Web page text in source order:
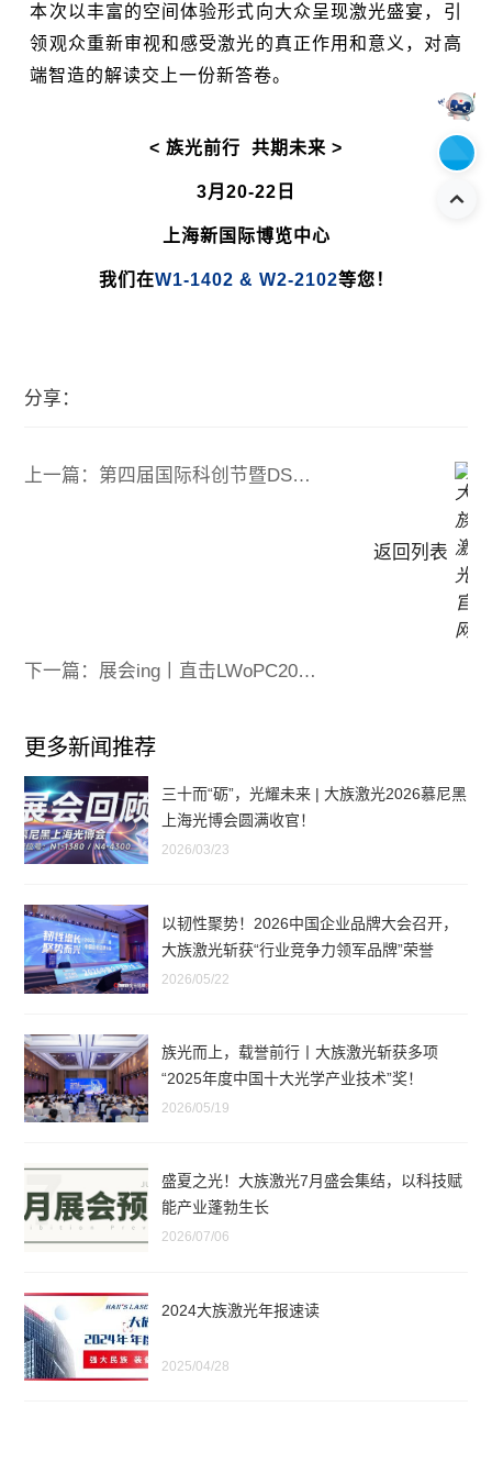
本次以丰富的空间体验形式向大众呈现激光盛宴，引
领观众重新审视和感受激光的真正作用和意义，对高
端智造的解读交上一份新答卷。
< 族光前行 共期未来 >
3月20-22日
上海新国际博览中心
我们在W1-1402 & W2-2102等您！
分享：
上一篇：第四届国际科创节暨DSC2023数服会开幕，大族激光斩获年度行业创新典范奖
返回列表
下一篇：展会ing丨直击LWoPC2024 抓住了光，即族光前行！
更多新闻推荐
三十而“砺”，光耀未来 | 大族激光2026慕尼黑
上海光博会圆满收官！
2026/03/23
以韧性聚势！2026中国企业品牌大会召开，
大族激光斩获“行业竞争力领军品牌”荣誉
2026/05/22
族光而上，载誉前行丨大族激光斩获多项
“2025年度中国十大光学产业技术”奖！
2026/05/19
盛夏之光！大族激光7月盛会集结，以科技赋
能产业蓬勃生长
2026/07/06
2024大族激光年报速读
2025/04/28